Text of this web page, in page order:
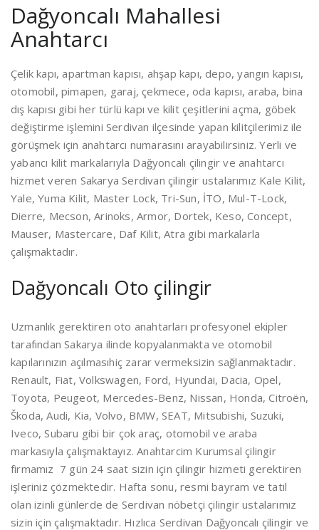
Dağyoncalı Mahallesi
Anahtarcı
Çelik kapı, apartman kapısı, ahşap kapı, depo, yangın kapısı,
otomobil, pimapen, garaj, çekmece, oda kapısı, araba, bina
dış kapısı gibi her türlü kapı ve kilit çeşitlerini açma, göbek
değiştirme işlemini Serdivan ilçesinde yapan kilitçilerimiz ile
görüşmek için anahtarcı numarasını arayabilirsiniz. Yerli ve
yabancı kilit markalarıyla Dağyoncalı çilingir ve anahtarcı
hizmet veren Sakarya Serdivan çilingir ustalarımız Kale Kilit,
Yale, Yuma Kilit, Master Lock, Tri-Sun, İTO, Mul-T-Lock,
Dierre, Mecson, Arinoks, Armor, Dortek, Keso, Concept,
Mauser, Mastercare, Daf Kilit, Atra gibi markalarla
çalışmaktadır.
Dağyoncalı Oto çilingir
Uzmanlık gerektiren oto anahtarları profesyonel ekipler
tarafından Sakarya ilinde kopyalanmakta ve otomobil
kapılarınızın açılmasıhiç zarar vermeksizin sağlanmaktadır.
Renault, Fiat, Volkswagen, Ford, Hyundai, Dacia, Opel,
Toyota, Peugeot, Mercedes-Benz, Nissan, Honda, Citroën,
Škoda, Audi, Kia, Volvo, BMW, SEAT, Mitsubishi, Suzuki,
Iveco, Subaru gibi bir çok araç, otomobil ve araba
markasıyla çalışmaktayız. Anahtarcim Kurumsal çilingir
firmamız 7 gün 24 saat sizin için çilingir hizmeti gerektiren
işleriniz çözmektedir. Hafta sonu, resmi bayram ve tatil
olan izinli günlerde de Serdivan nöbetçi çilingir ustalarımız
sizin için çalışmaktadır. Hızlıca Serdivan Dağyoncalı çilingir ve